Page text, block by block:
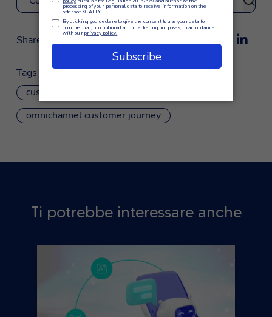
Cerca
Share
Tags
customer care
omnichannel customer journey
Ti potrebbe interessare anche